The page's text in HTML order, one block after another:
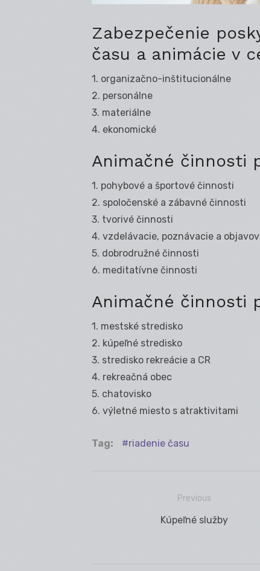
Zabezpečenie
času a animácie v
1. organizačno-inštitucionálne
2. personálne
3. materiálne
4. ekonomické
Animačné činnosti
1. pohybové a športové činnosti
2. spoločenské a zábavné činnosti
3. tvorivé činnosti
4. vzdelávacie, poznávacie a
5. dobrodružné činnosti
6. meditatívne činnosti
Animačné činnosti
1. mestské stredisko
2. kúpeľné stredisko
3. stredisko rekreácie a CR
4. rekreačná obec
5. chatovisko
6. výletné miesto s atraktivitami
Tag: riadenie času
Navigácia
Previous
Previous
Kúpeľné služby